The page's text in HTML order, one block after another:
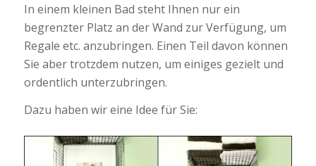
In einem kleinen Bad steht Ihnen nur ein
begrenzter Platz an der Wand zur Verfügung, um
Regale etc. anzubringen. Einen Teil davon können
Sie aber trotzdem nutzen, um einiges gezielt und
ordentlich unterzubringen.
Dazu haben wir eine Idee für Sie: